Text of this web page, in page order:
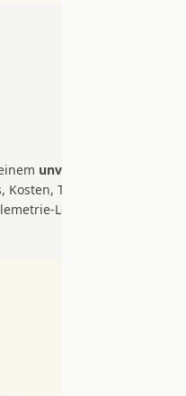
unveränderlichen
Timing, Tool-
Ledger.